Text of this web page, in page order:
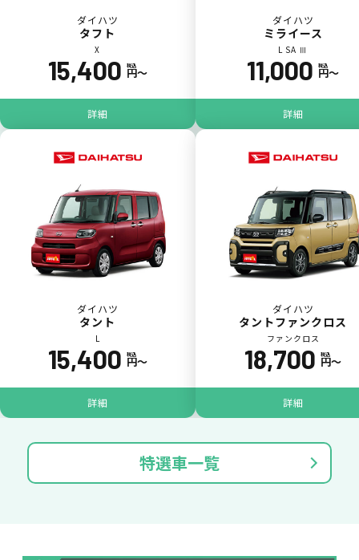
ポイントが貯まる
カーリース料金をカードで支払えるので、ポ
イントが貯まります。
5
ジョイカル たすカッター3
ダイハツ
タフト
X
15,400 税込
円〜
詳細
ダイハツ
ミライース
L SA Ⅲ
11,000 税込
円〜
詳細
ダイハツ
タント
L
15,400 税込
円〜
詳細
ダイハツ
タントファンクロス
ファンクロス
18,700 税込
円〜
詳細
特選車一覧